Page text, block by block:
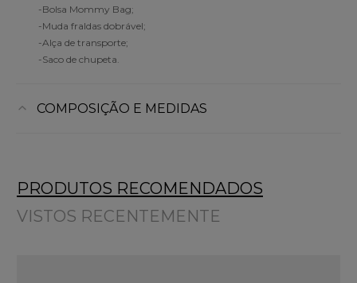
-Bolsa Mommy Bag;
-Muda fraldas dobrável;
-Alça de transporte;
-Saco de chupeta.
COMPOSIÇÃO E MEDIDAS
PRODUTOS RECOMENDADOS
VISTOS RECENTEMENTE